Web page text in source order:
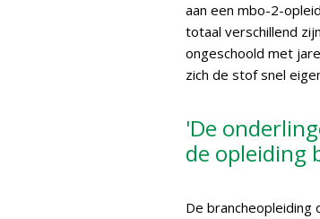
aan een mbo-2-
totaal verschillend
ongeschoold met
zich de stof snel
'De
de opleiding
De brancheopleiding